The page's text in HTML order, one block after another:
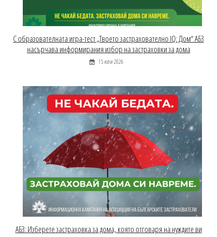
С образователната игра-тест „Твоето застрахователно IQ: Дом“ АБЗ
насърчава информирания избор на застраховки за дома
15 юли 2026
АБЗ: Изберете застраховка за дома, която отговаря на нуждите ви